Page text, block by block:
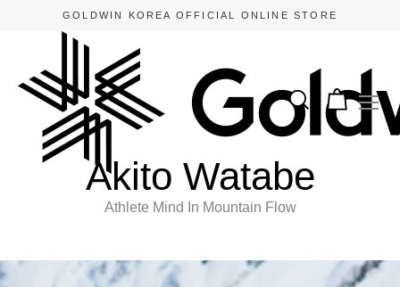
GOLDWIN KOREA OFFICIAL ONLINE STORE
Akito Watabe
Athlete Mind In Mountain Flow